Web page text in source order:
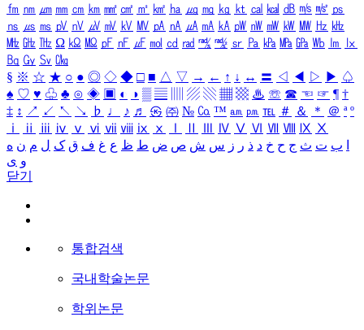
㎙ ㎚ ㎛ ㎜ ㎝ ㎞ ㎟ ㎠ ㎡ ㎢ ㏊ ㎍ ㎎ ㎏ ㏏ ㎈ ㎉ ㏈ ㎧ ㎨ ㎰
㎱ ㎲ ㎳ ㎴ ㎵ ㎶ ㎷ ㎸ ㎹ ㎀ ㎁ ㎂ ㎃ ㎄ ㎺ ㎻ ㎽ ㎾ ㎿ ㎐ ㎑
㎒ ㎓ ㎔ Ω ㏀ ㏁ ㎊ ㎋ ㎌ ㏖ ㏅ ㎭ ㎮ ㎯ ㏛ ㎩ ㎪ ㎫ ㎬ ㏝ ㏐
㏓
㏃ ㏉ ㏜ ㏆
§ ※ ☆ ★ ○ ● ◎ ◇ ◆ □ ■ △ ▽ → ← ↑ ↓ ↔ 〓 ◁ ◀ ▷ ▶ ♤
♠ ♡ ♥ ♧ ♣ ⊙ ◈ ▣ ◐ ◑ ▒ ▤ ▨ ▧ ▦ ▩ ♨ ☏ ☎ ☜ ☞ ¶ †
‡ ↕ ↗ ↙ ↖ ↘ ♭ ♩ ♪ ♬ ㉿ ㈜ № ㏇ ™ ㏂ ㏘ ℡ ＃ ＆ ＊ ＠ ª º
ⅰ
ⅱ ⅲ ⅳ ⅴ ⅵ ⅶ ⅷ ⅸ ⅹ Ⅳ Ⅴ Ⅵ Ⅶ Ⅷ Ⅸ Ⅹ
ب ت ث ج ح خ د ذ ر ز س ش ص ض ط ظ ع غ ف ق ک ل م ن ه
و ی
닫기
통합검색
국내학술논문
학위논문